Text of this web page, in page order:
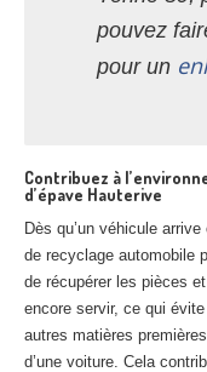
pouvez
pour un
Contribuez à
d’épave Hauterive
Dès qu’un véhicule
de recyclage automobile
de récupérer les pièces
encore servir, ce qui
autres matières
d’une voiture. Cela